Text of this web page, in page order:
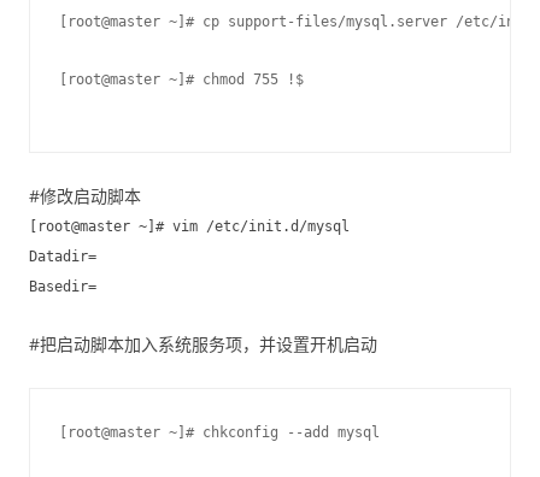
[root@master ~]# cp support-files/mysql.server /etc/
[root@master ~]# chmod 755 !$
#修改启动脚本
[root@master ~]# vim /etc/init.d/mysql
Datadir=
Basedir=
#把启动脚本加入系统服务项，并设置开机启动
[root@master ~]# chkconfig --add mysql